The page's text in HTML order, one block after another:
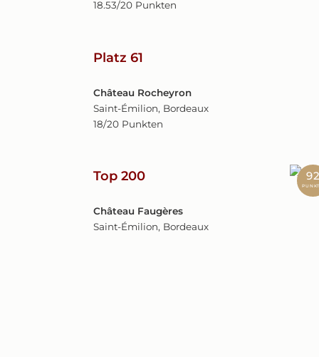
18.53/20 Punkten
Platz 61
Château Rocheyron
Saint-Émilion, Bordeaux
18/20 Punkten
Top 200
Château Faugères
Saint-Émilion, Bordeaux